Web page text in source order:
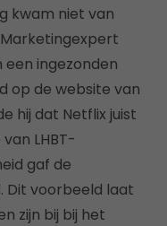
kwam niet van
ingezonden
op de website van
hij dat Netflix juist
LHBT-
gaf de
Dit voorbeeld laat
zijn bij bij het